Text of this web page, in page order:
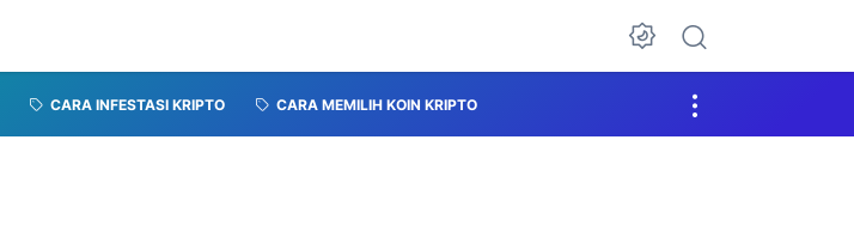
CARA INFESTASI KRIPTO CARA MEMILIH KOIN KRIPTO